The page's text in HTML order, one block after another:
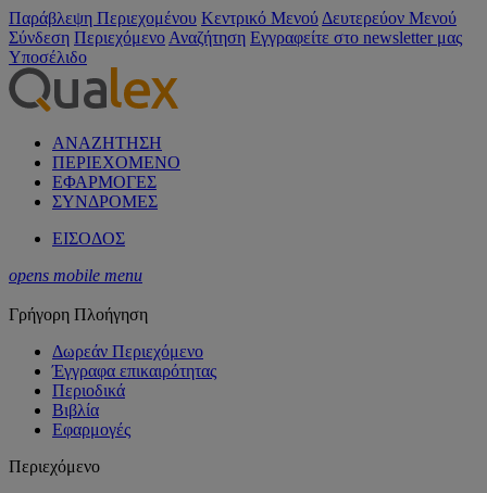
Παράβλεψη Περιεχομένου Κεντρικό Μενού Δευτερεύον Μενού
Σύνδεση Περιεχόμενο Αναζήτηση Εγγραφείτε στο newsletter μας
Υποσέλιδο
ΑΝΑΖΗΤΗΣΗ
ΠΕΡΙΕΧΟΜΕΝΟ
ΕΦΑΡΜΟΓΕΣ
ΣΥΝΔΡΟΜΕΣ
ΕΙΣΟΔΟΣ
opens mobile menu
Γρήγορη Πλοήγηση
Δωρεάν Περιεχόμενο
Έγγραφα επικαιρότητας
Περιοδικά
Βιβλία
Εφαρμογές
Περιεχόμενο